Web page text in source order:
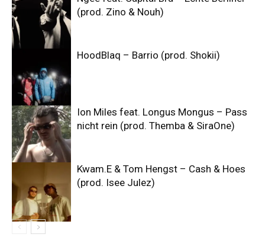
(prod. Zino & Nouh)
HoodBlaq – Barrio (prod. Shokii)
Ion Miles feat. Longus Mongus – Pass
nicht rein (prod. Themba & SiraOne)
Kwam.E & Tom Hengst – Cash & Hoes
(prod. Isee Julez)